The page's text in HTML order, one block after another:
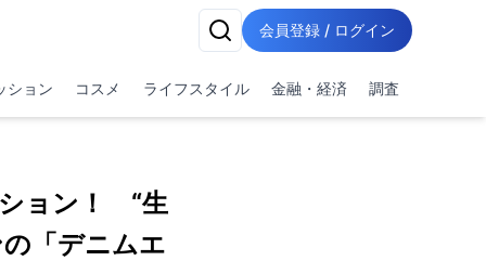
会員登録 / ログイン
ション コスメ ライフスタイル 金融・経済 調査
ョン！ “生
「デニムエ